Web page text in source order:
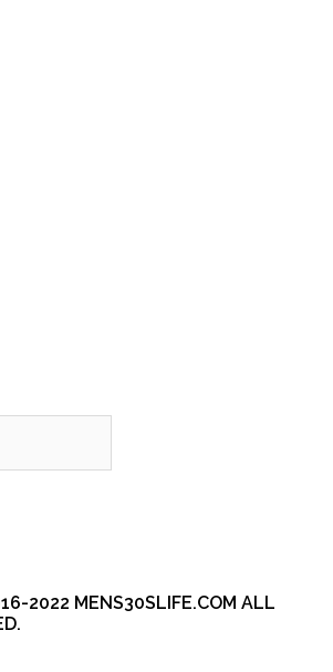
2022 MENS30SLIFE.COM ALL